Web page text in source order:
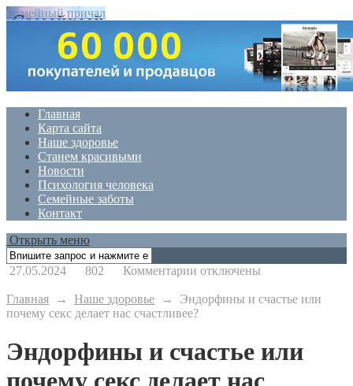
Семейный причал
Главная
Карта сайта
Наше здоровье
Станем красивыми
Новости
Психология человека
Семейные заботы
Контакт
Открыть меню
27.05.2024 802 Комментарии к
Эндорфины
и
почему
делает
отключены
Главная → Наше здоровье → Эндорфины и счастье или
почему секс делает нас счастливее?
Эндорфины и счастье или